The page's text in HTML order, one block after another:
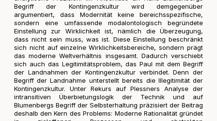
Begriff der Kontingenzkultur wird demgegenüber
argumentiert, dass Modernität keine bereichsspezifische,
sondern eine umfassende modalontologisch begründete
Einstellung zur Wirklichkeit ist, nämlich die Überzeugung,
dass nicht sein muss, was ist. Diese Einstellung beschränkt
sich nicht auf einzelne Wirklichkeitsbereiche, sondern prägt
das moderne Weltverhältnis insgesamt. Dadurch verschiebt
sich auch das Legitimitätsproblem, das Paul mit dem Begriff
der Landnahmen der Kontingenzkultur verbindet. Denn der
Begriff der Landnahme unterstellt bereits die Illegitimität der
Kontingenzkultur. Unter Rekurs auf Plessners Analyse der
intransitiven Überbietungslogik der Technik und auf
Blumenbergs Begriff der Selbsterhaltung präzisiert der Beitrag
deshalb den Kern des Problems: Moderne Rationalität gründet